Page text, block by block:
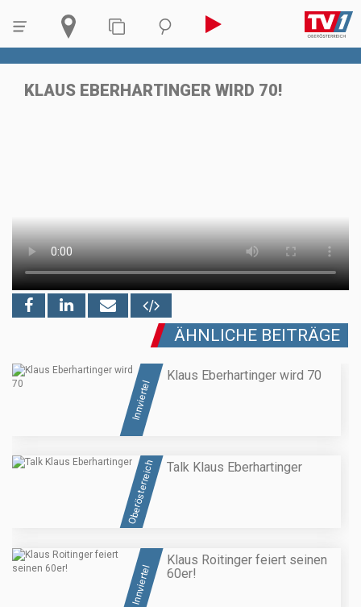
KLAUS EBERHARTINGER WIRD 70!
ÄHNLICHE BEITRÄGE
Innviertel
Klaus Eberhartinger wird 70
Oberösterreich Talk Klaus Eberhartinger
Innviertel
Klaus Roitinger feiert seinen
60er!